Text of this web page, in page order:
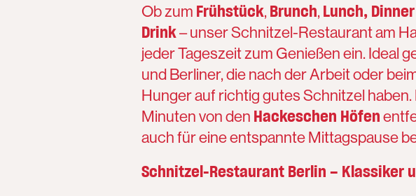
Ob zum Frühstück,Brunch,Lunch,
Drink– unser Schnitzel-Restaurant am
jeder Tageszeit zum Genießen ein. Ideal
und Berliner, die nach der Arbeit oder
Hunger auf richtig gutes Schnitzel
Minuten von den Hackeschen Höfen
auch für eine entspannte Mittagspause
Schnitzel-Restaurant Berlin – Klassiker